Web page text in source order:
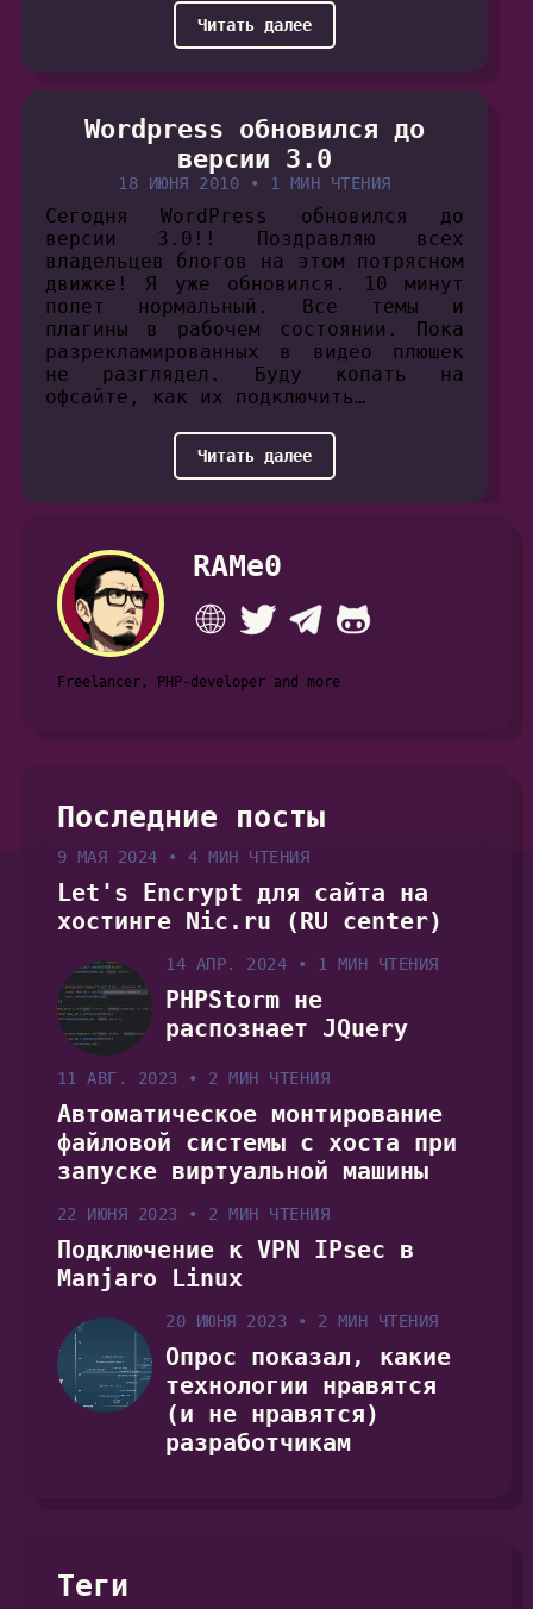
Читать далее
Wordpress обновился до
версии 3.0
18 ИЮНЯ 2010 • 1 МИН ЧТЕНИЯ
Сегодня WordPress обновился до
версии 3.0!! Поздравляю всех
владельцев блогов на этом потрясном
движке! Я уже обновился. 10 минут
полет нормальный. Все темы и
плагины в рабочем состоянии. Пока
разрекламированных в видео плюшек
не разглядел. Буду копать на
офсайте, как их подключить…
Читать далее
RAMe0
Freelancer, PHP-developer and more
Последние посты
9 МАЯ 2024 • 4 МИН ЧТЕНИЯ
Let's Encrypt для сайта на
хостинге Nic.ru (RU center)
14 АПР. 2024 • 1 МИН ЧТЕНИЯ
PHPStorm не
распознает JQuery
11 АВГ. 2023 • 2 МИН ЧТЕНИЯ
Автоматическое монтирование
файловой системы с хоста при
запуске виртуальной машины
22 ИЮНЯ 2023 • 2 МИН ЧТЕНИЯ
Подключение к VPN IPsec в
Manjaro Linux
20 ИЮНЯ 2023 • 2 МИН ЧТЕНИЯ
Опрос показал, какие
технологии нравятся
(и не нравятся)
разработчикам
Теги